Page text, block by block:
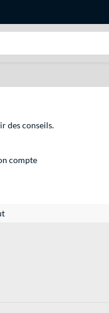
des conseils.
compte